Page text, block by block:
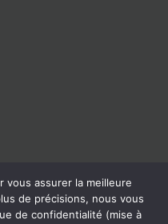
des nouveaux articles
vous assurer la meilleure
de précisions, nous vous
de confidentialité (mise à